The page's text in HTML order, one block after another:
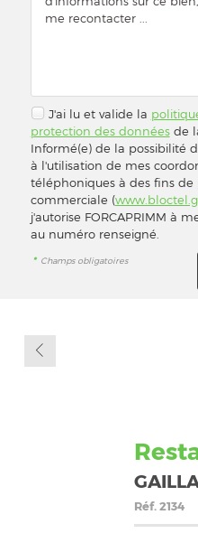
J'ai lu et valide la
protection des donnéesde
Informé(e) de la possibilité
à l'utilisation de mes
téléphoniques à des fins de
commerciale (
j'autorise FORCAPRIMM à
au numéro renseigné.
* Champs obligatoires
Réf.2134